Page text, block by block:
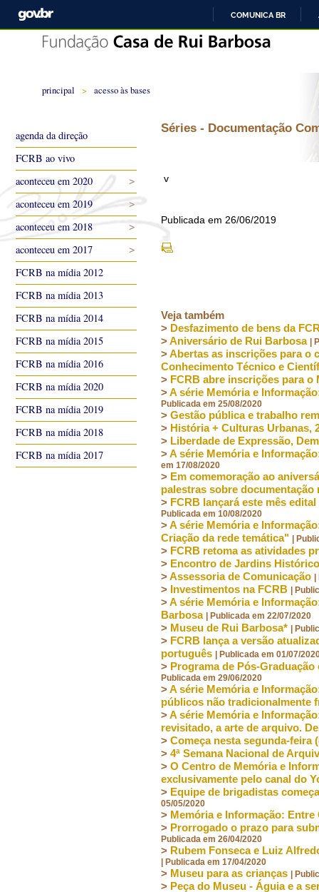
COMUNICA BR
principal > acesso às bases
Séries - Documentação
v
Publicada em 26/06/2019
Veja também
> Desfazimento de bens da
>Aniversário de Rui Barbosa |
>Abertas as inscrições para o
Conhecimento Técnico e
> FCRB abre inscrições para
>A série Memória e
Publicada em 25/08/2020
> Gestão pública e trabalho
> História + Culturas Urbanas,
> Liberdade de Expressão,
>A série Memória e
em 17/08/2020
> Em comemoração ao
palestras sobre documentação
> FCRB lançará este mês
Publicada em 10/08/2020
>A série Memória e
Criação da rede temática" |
> FCRB retoma as atividades
> Encontro de Jardins
>Assessoria de Comunicação |
> Investimentos na FCRB |
>A série Memória e
Barbosa | Publicada em 22/07/2020
> Museu de Rui Barbosa* |
> FCRB lança a versão
português | Publicada em 01/07/
> Programa de Pós-
Publicada em 29/06/2020
>A série Memória e
públicos não tradicionalmente
>A série Memória e
revisitado, a arte de arquivo.
> Começa nesta segunda-feira
> 4ª Semana Nacional de
> O Centro de Memória e
exclusivamente pelo canal do
> Equipe de brigadistas
05/05/2020
> Memória e Informação: Entre
> Prorrogado o prazo para
Publicada em 26/04/2020
> Rubem Fonseca e Luiz
| Publicada em 17/04/2020
> Museu para as crianças |
> Peça do Museu - Águia e a
agenda da direção
FCRB ao vivo
aconteceu em 2020
aconteceu em 2019
aconteceu em 2018
aconteceu em 2017
FCRB na mídia 2012
FCRB na mídia 2013
FCRB na mídia 2014
FCRB na mídia 2015
FCRB na mídia 2016
FCRB na mídia 2020
FCRB na mídia 2019
FCRB na mídia 2018
FCRB na mídia 2017